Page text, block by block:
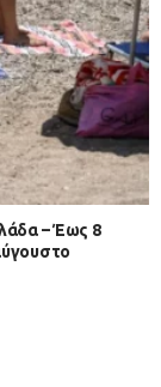
– Έως 8